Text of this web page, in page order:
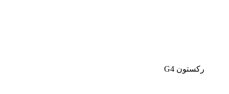
رکستون G4